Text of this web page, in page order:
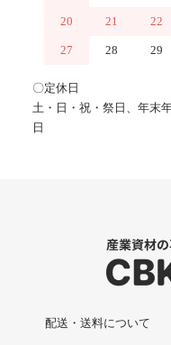
20 21 22
27 28 29
〇定休日
土・日・祝・祭日、年末
日
配送・送料について